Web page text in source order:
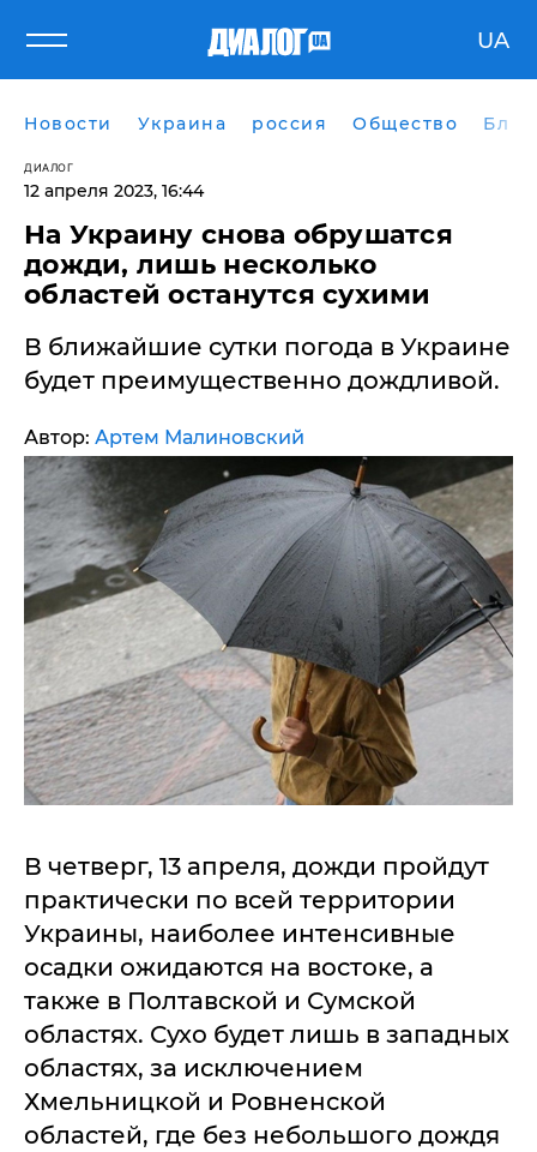
UA
Новости Украина россия Общество
ДИАЛОГ
12 апреля 2023, 16:44
На Украину снова обрушатся
дожди, лишь несколько
областей останутся сухими
В ближайшие сутки погода в Украине
будет преимущественно дождливой.
Автор: Артем Малиновский
В четверг, 13 апреля, дожди пройдут
практически по всей территории
Украины, наиболее интенсивные
осадки ожидаются на востоке, а
также в Полтавской и Сумской
областях. Сухо будет лишь в западных
областях, за исключением
Хмельницкой и Ровненской
областей, где без небольшого дождя